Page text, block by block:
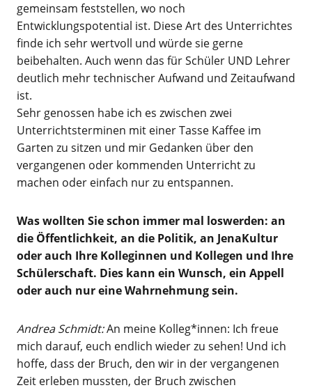
gemeinsam feststellen, wo noch
Entwicklungspotential ist. Diese Art des Unterrichtes
finde ich sehr wertvoll und würde sie gerne
beibehalten. Auch wenn das für Schüler UND Lehrer
deutlich mehr technischer Aufwand und Zeitaufwand
ist.
Sehr genossen habe ich es zwischen zwei
Unterrichtsterminen mit einer Tasse Kaffee im
Garten zu sitzen und mir Gedanken über den
vergangenen oder kommenden Unterricht zu
machen oder einfach nur zu entspannen.
Was wollten Sie schon immer mal loswerden: an
die Öffentlichkeit, an die Politik, an JenaKultur
oder auch Ihre Kolleginnen und Kollegen und Ihre
Schülerschaft. Dies kann ein Wunsch, ein Appell
oder auch nur eine Wahrnehmung sein.
Andrea Schmidt:An meine Kolleg*innen: Ich freue
mich darauf, euch endlich wieder zu sehen! Und ich
hoffe, dass der Bruch, den wir in der vergangenen
Zeit erleben mussten, der Bruch zwischen